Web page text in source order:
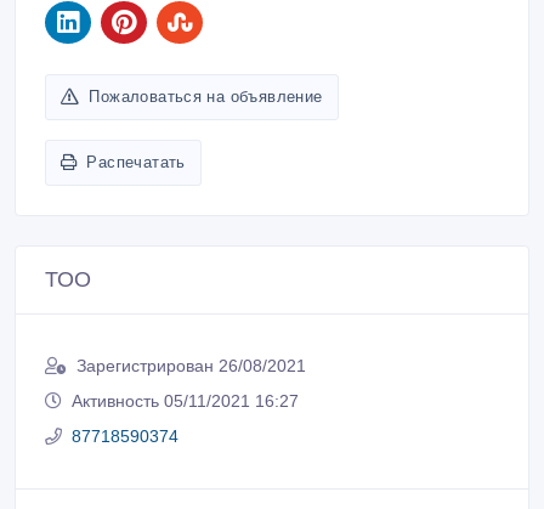
Пожаловаться на объявление
Распечатать
ТОО
Зарегистрирован 26/08/2021
Активность 05/11/2021 16:27
87718590374